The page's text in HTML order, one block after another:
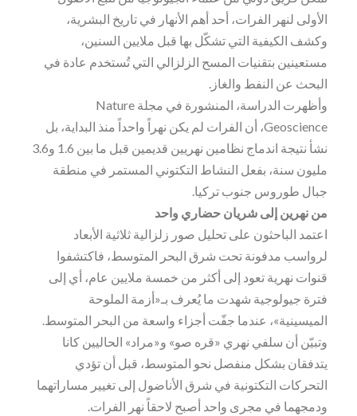
الأولى لنهر الفرات، أحد أهم الأنهار في تاريخ البشرية،
وكشف الكيفية التي تشكّل بها قبل ملايين السنين،
مستعينين بتقنيات المسح الزلزالي التي تُستخدم عادة في
البحث عن النفط والغاز.
وأظهرت الدراسة، المنشورة في مجلة Nature
Geoscience، أن الفرات لم يكن نهراً واحداً منذ البداية، بل
نشأ نتيجة اندماج نظامين نهريين قديمين قبل ما بين 1.6 و3.6
مليون سنة، بفعل النشاط التكتوني المستمر في منطقة
جبال طوروس جنوب تركيا.
من نهرين إلى شريان حضاري واحد
اعتمد الباحثون على تحليل صور زلزالية ثلاثية الأبعاد
لرواسب مدفونة تحت شرق البحر المتوسط، فاكتشفوا
قنوات نهرية تعود إلى أكثر من خمسة ملايين عام، أي إلى
فترة جيولوجية شهدت ما يُعرف بـ«أزمة الملوحة
الميسينية»، عندما جفّت أجزاء واسعة من البحر المتوسط.
وتبيّن أن سلفي نهري «قره صو» و«مراد» الحاليين كانا
يتدفقان بشكل منفصل نحو المتوسط، قبل أن تؤدي
التحركات التكتونية في شرق الأناضول إلى تغيير مساراتهما
ودمجهما في مجرى واحد أصبح لاحقاً نهر الفرات.